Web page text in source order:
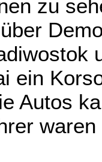
zu
ein
Autos